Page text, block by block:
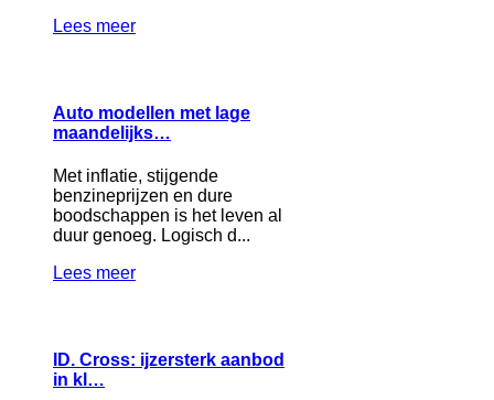
Lees meer
Auto modellen met lage
maandelijks…
Met inflatie, stijgende
benzineprijzen en dure
boodschappen is het leven al
duur genoeg. Logisch d...
Lees meer
ID. Cross: ijzersterk aanbod
in kl…